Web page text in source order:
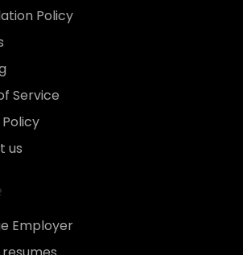
Policy
Service
us
Employer